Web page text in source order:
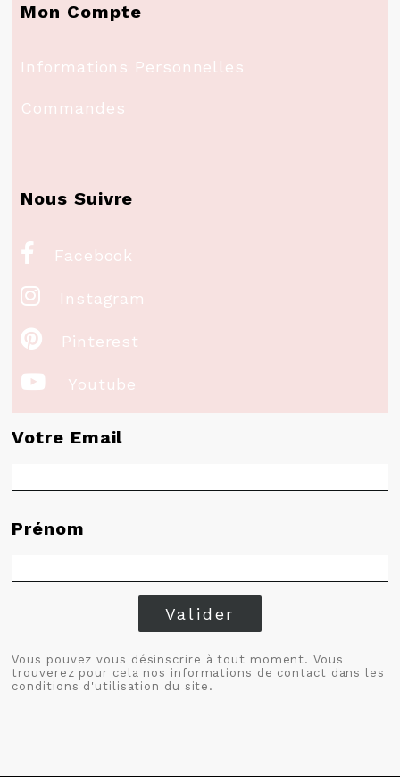
Mon Compte
Informations Personnelles
Commandes
Nous Suivre
 Facebook
 Instagram
 Pinterest
 Youtube
Votre Email
Prénom
Valider
Vous pouvez vous désinscrire à tout moment. Vous
trouverez pour cela nos informations de contact dans les
conditions d'utilisation du site.